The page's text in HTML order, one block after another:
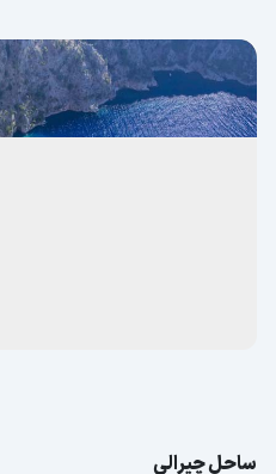
ساحل چیرالی